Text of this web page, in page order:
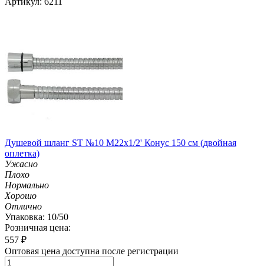
Душевой шланг ST №10 М22х1/2' Конус 150 см (двойная
оплетка)
Ужасно
Плохо
Нормально
Хорошо
Отлично
Упаковка: 10/50
Розничная цена:
557 ₽
Оптовая цена доступна после регистрации